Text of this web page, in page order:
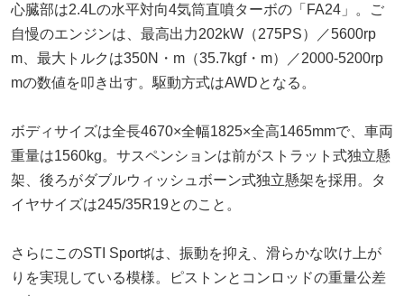
心臓部は2.4Lの水平対向4気筒直噴ターボの「FA24」。ご
自慢のエンジンは、最高出力202kW（275PS）／5600rp
m、最大トルクは350N・m（35.7kgf・m）／2000-5200rp
mの数値を叩き出す。駆動方式はAWDとなる。
ボディサイズは全長4670×全幅1825×全高1465mmで、車両
重量は1560kg。サスペンションは前がストラット式独立懸
架、後ろがダブルウィッシュボーン式独立懸架を採用。タ
イヤサイズは245/35R19とのこと。
さらにこのSTI Sport♯は、振動を抑え、滑らかな吹け上が
りを実現している模様。ピストンとコンロッドの重量公差